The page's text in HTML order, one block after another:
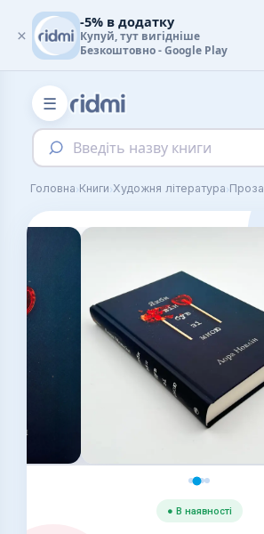
☰
Введіть назву книги
Головна›Книги›Художня література›Проза
● В наявності
×
-5% в додатку
Купуй, тут вигідніше
Безкоштовно - Google Play